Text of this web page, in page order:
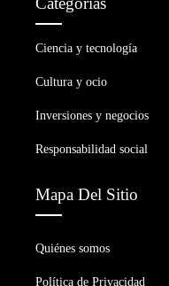
Ciencia y tecnología
Cultura y ocio
Inversiones y negocios
Responsabilidad social
Mapa Del Sitio
Quiénes somos
Política de Privacidad